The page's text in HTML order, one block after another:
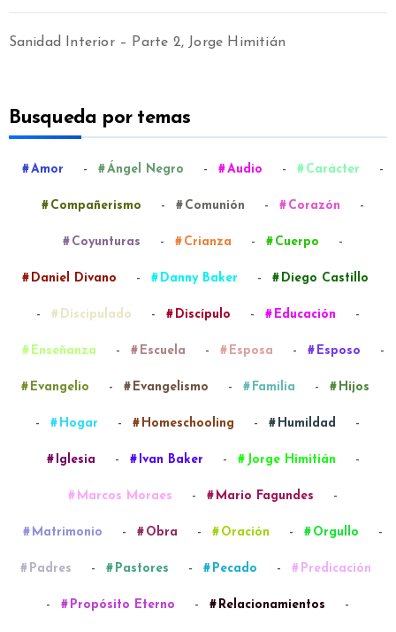
Sanidad Interior – Parte 2, Jorge Himitián
Busqueda por temas
Amor - Ángel Negro - Audio - Carácter -
Compañerismo - Comunión - Corazón -
Coyunturas - Crianza - Cuerpo -
Daniel Divano - Danny Baker - Diego Castillo
- Discipulado - Discípulo - Educación -
Enseñanza - Escuela - Esposa - Esposo -
Evangelio - Evangelismo - Familia - Hijos
- Hogar - Homeschooling - Humildad -
Iglesia - Ivan Baker - Jorge Himitián -
Marcos Moraes - Mario Fagundes -
Matrimonio - Obra - Oración - Orgullo -
Padres - Pastores - Pecado - Predicación
- Propósito Eterno - Relacionamientos -